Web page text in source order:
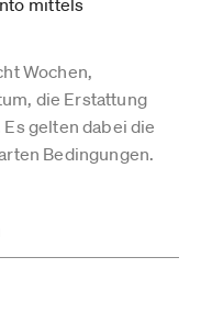
mittels
Wochen,
die Erstattung
gelten dabei die
Bedingungen.